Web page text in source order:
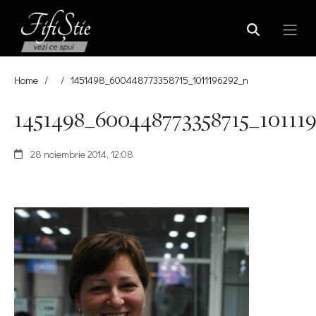
Home / / 1451498_600448773358715_1011196292_n
28 noiembrie 2014, 12:08